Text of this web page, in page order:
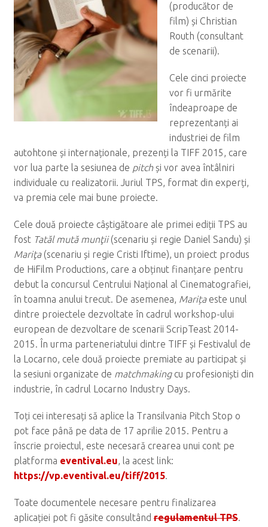
(producător de
film) și Christian
Routh (consultant
de scenarii).
Cele cinci proiecte
vor fi urmărite
îndeaproape de
reprezentanți ai
industriei de film
autohtone și internaționale, prezenți la TIFF 2015, care
vor lua parte la sesiunea de pitchși vor avea întâlniri
individuale cu realizatorii. Juriul TPS, format din experți,
va premia cele mai bune proiecte.
Cele două proiecte câștigătoare ale primei ediții TPS au
fost Tatăl mută munţii(scenariu și regie Daniel Sandu) și
Mariţa (scenariu și regie Cristi Iftime), un proiect produs
de HiFilm Productions, care a obținut finanțare pentru
debut la concursul Centrului Național al Cinematografiei,
în toamna anului trecut. De asemenea, Marițaeste unul
dintre proiectele dezvoltate în cadrul workshop-ului
european de dezvoltare de scenarii ScripTeast 2014-
2015. În urma parteneriatului dintre TIFF și Festivalul de
la Locarno, cele două proiecte premiate au participat și
la sesiuni organizate de matchmakingcu profesioniști din
industrie, în cadrul Locarno Industry Days.
Toți cei interesați să aplice la Transilvania Pitch Stop o
pot face până pe data de 17 aprilie 2015. Pentru a
înscrie proiectul, este necesară crearea unui cont pe
platforma eventival.eu, la acest link:
https://vp.eventival.eu/tiff/2015.
Toate documentele necesare pentru finalizarea
aplicației pot fi găsite consultândregulamentul TPS.